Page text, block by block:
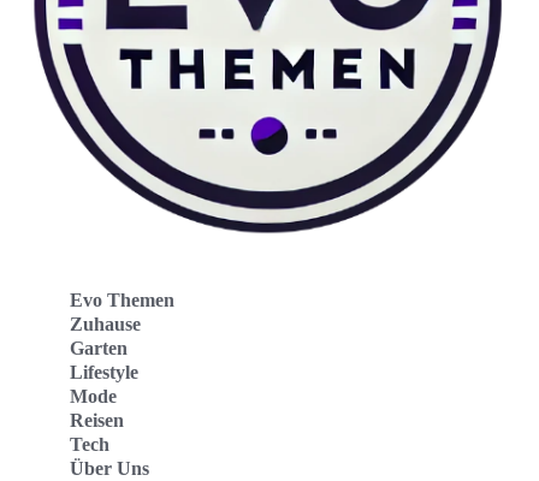
Evo Themen
Zuhause
Garten
Lifestyle
Mode
Reisen
Tech
Über Uns